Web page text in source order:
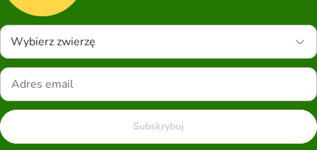
Wybierz zwierzę
Subskrybuj